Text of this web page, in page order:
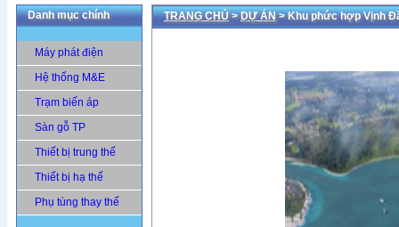
Trang chủ Giới thiệu Sản phẩm Dịch vụ Tin
Danh mục chính
Máy phát điện
Hệ thống M&E
Trạm biến áp
Sàn gỗ TP
Thiết bị trung thế
Thiết bị hạ thế
Phụ tùng thay thế
TRANG CHỦ>DỰ ÁN> Khu phức hợp Vịnh